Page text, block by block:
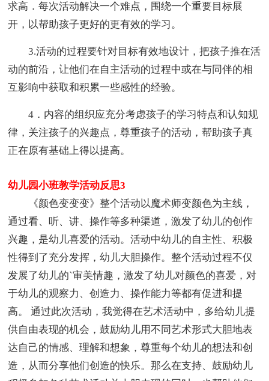
求高．每次活动解决一个难点，围绕一个重要目标展
开，以帮助孩子更好的更有效的学习。
3.活动的过程要针对目标有效地设计，把孩子推在活
动的前沿，让他们在自主活动的过程中或在与同伴的相
互影响中获取和积累一些感性的经验。
4．内容的组织应充分考虑孩子的学习特点和认知规
律，关注孩子的兴趣点，尊重孩子的活动，帮助孩子真
正在原有基础上得以提高。
幼儿园小班教学活动反思3
《颜色变变变》整个活动以魔术师变颜色为主线，
通过看、听、讲、操作等多种渠道，激发了幼儿的创作
兴趣，是幼儿喜爱的活动。活动中幼儿的自主性、积极
性得到了充分发挥，幼儿大胆操作。整个活动过程不仅
发展了幼儿的`审美情趣，激发了幼儿对颜色的喜爱，对
于幼儿的观察力、创造力、操作能力等都有促进和提
高。 通过此次活动，我觉得在艺术活动中，多给幼儿提
供自由表现的机会，鼓励幼儿用不同艺术形式大胆地表
达自己的情感、理解和想象，尊重每个幼儿的想法和创
造，从而分享他们创造的快乐。那么在支持、鼓励幼儿